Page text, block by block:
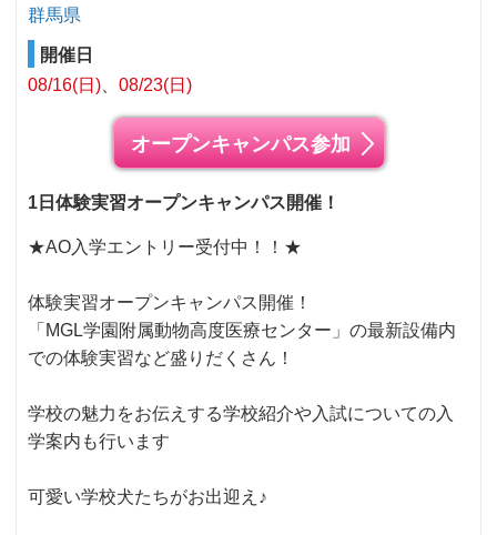
群馬県
開催日
08/16(日)
08/23(日)
オープンキャンパス参加
1日体験実習オープンキャンパス開催！
★AO入学エントリー受付中！！★
体験実習オープンキャンパス開催！
「MGL学園附属動物高度医療センター」の最新設備内
での体験実習など盛りだくさん！
学校の魅力をお伝えする学校紹介や入試についての入
学案内も行います
可愛い学校犬たちがお出迎え♪